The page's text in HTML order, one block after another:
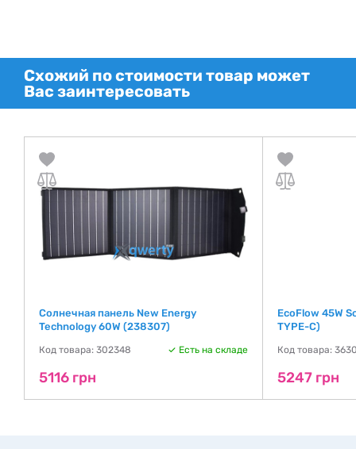
Схожий по стоимости товар может
Вас заинтересовать
Солнечная панель New Energy
Technology 60W (238307)
Код товара: 302348 Есть на складе
5116 грн
EcoFlow 45W
TYPE-C)
Код товара:
5247 грн